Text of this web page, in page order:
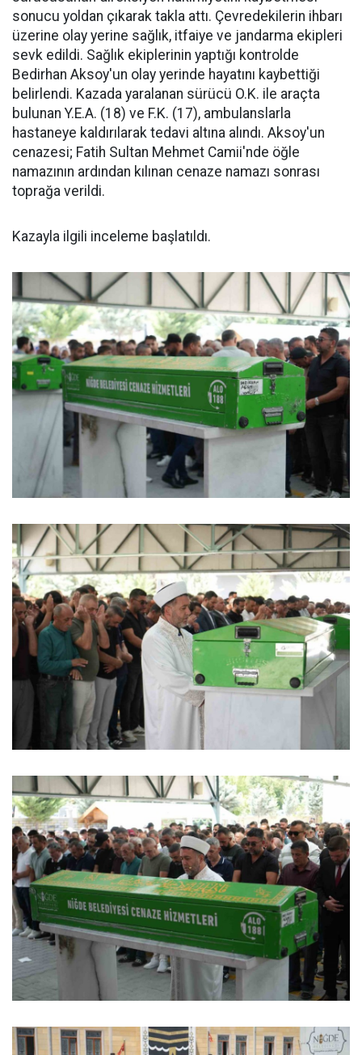
sonucu yoldan çıkarak takla attı. Çevredekilerin ihbarı
üzerine olay yerine sağlık, itfaiye ve jandarma ekipleri
sevk edildi. Sağlık ekiplerinin yaptığı kontrolde
Bedirhan Aksoy'un olay yerinde hayatını kaybettiği
belirlendi. Kazada yaralanan sürücü O.K. ile araçta
bulunan Y.E.A. (18) ve F.K. (17), ambulanslarla
hastaneye kaldırılarak tedavi altına alındı. Aksoy'un
cenazesi; Fatih Sultan Mehmet Camii'nde öğle
namazının ardından kılınan cenaze namazı sonrası
toprağa verildi.
Kazayla ilgili inceleme başlatıldı.